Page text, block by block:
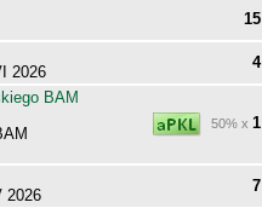
15
2026
4
BAM
50% x 1
2026
7